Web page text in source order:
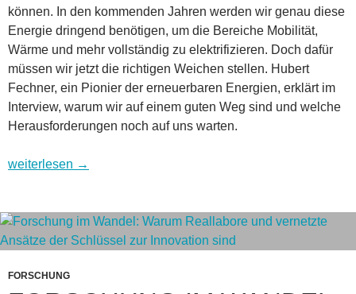
können. In den kommenden Jahren werden wir genau diese
Energie dringend benötigen, um die Bereiche Mobilität,
Wärme und mehr vollständig zu elektrifizieren. Doch dafür
müssen wir jetzt die richtigen Weichen stellen. Hubert
Fechner, ein Pionier der erneuerbaren Energien, erklärt im
Interview, warum wir auf einem guten Weg sind und welche
Herausforderungen noch auf uns warten.
Die Zukunft der Energie: Warum die heutigen Photovoltaik-
weiterlesen →
FORSCHUNG